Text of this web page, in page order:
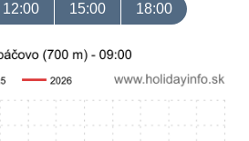
12:00 15:00 18:00